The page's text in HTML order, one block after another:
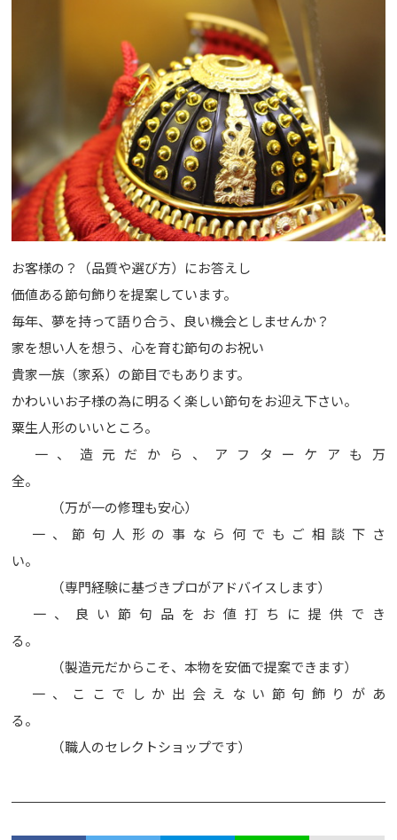
お客様の？（品質や選び方）にお答えし
価値ある節句飾りを提案しています。
毎年、夢を持って語り合う、良い機会としませんか？
家を想い人を想う、心を育む節句のお祝い
貴家一族（家系）の節目でもあります。
かわいいお子様の為に明るく楽しい節句をお迎え下さい。
粟生人形のいいところ。
一、造元だから、アフターケアも万
全。
（万が一の修理も安心）
一、節句人形の事なら何でもご相談下さ
い。
（専門経験に基づきプロがアドバイスします）
一、良い節句品をお値打ちに提供でき
る。
（製造元だからこそ、本物を安価で提案できます）
一、ここでしか出会えない節句飾りがあ
る。
（職人のセレクトショップです）